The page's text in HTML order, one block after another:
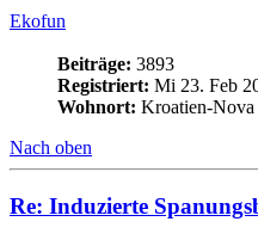
Ekofun
Beiträge: 3893
Registriert: Mi 23. Feb
Wohnort: Kroatien-Nova
Nach oben
Re: Induzierte